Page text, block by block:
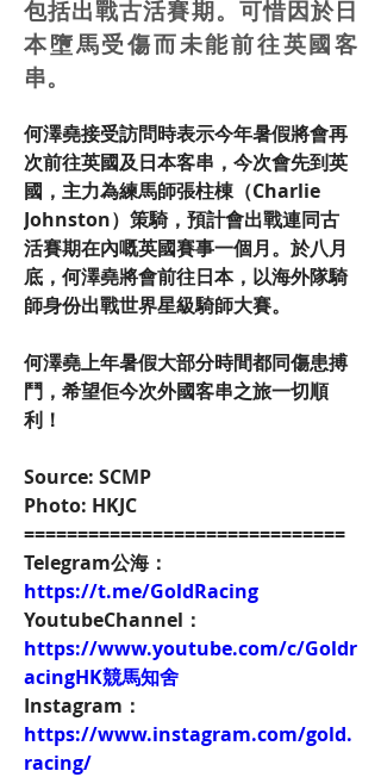
包括出戰古活賽期。可惜因於日
本墮馬受傷而未能前往英國客
串。
何澤堯接受訪問時表示今年暑假將會再
次前往英國及日本客串，今次會先到英
國，主力為練馬師張柱棟（Charlie
Johnston）策騎，預計會出戰連同古
活賽期在內嘅英國賽事一個月。於八月
底，何澤堯將會前往日本，以海外隊騎
師身份出戰世界星級騎師大賽。
何澤堯上年暑假大部分時間都同傷患搏
鬥，希望佢今次外國客串之旅一切順
利！
Source: SCMP
Photo: HKJC
==============================
Telegram公海：
https://t.me/GoldRacing
YoutubeChannel：
https://www.youtube.com/c/Goldr
acingHK競馬知舍
Instagram：
https://www.instagram.com/gold.
racing/